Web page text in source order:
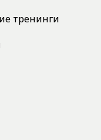
тренинги